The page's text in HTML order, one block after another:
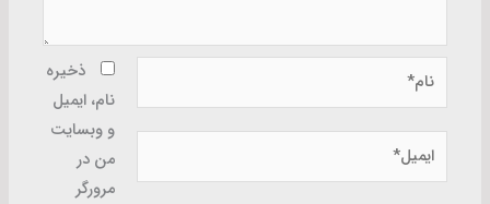
نام*
ایمیل*
ذخیره
نام، ایمیل
و وبسایت
من در
مرورگر